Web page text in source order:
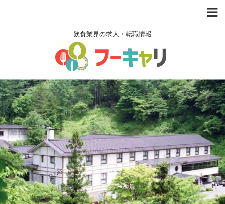
飲食業界の求人・転職情報